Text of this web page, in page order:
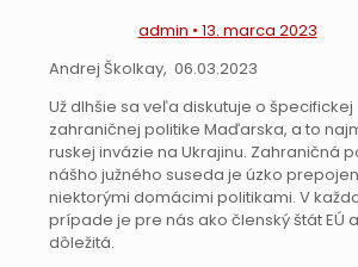
admin • 13. marca 2023
Andrej Školkay, 06.03.2023
Už dlhšie sa veľa diskutuje o špecifickej
zahraničnej politike Maďarska, a to
ruskej invázie na Ukrajinu. Zahraničná
nášho južného suseda je úzko
niektorými domácimi politikami. V
prípade je pre nás ako členský štát EÚ a
dôležitá.